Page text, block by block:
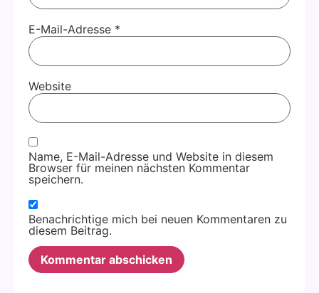
E-Mail-Adresse *
Website
Name, E-Mail-Adresse und Website in diesem
Browser für meinen nächsten Kommentar
speichern.
Benachrichtige mich bei neuen Kommentaren zu
diesem Beitrag.